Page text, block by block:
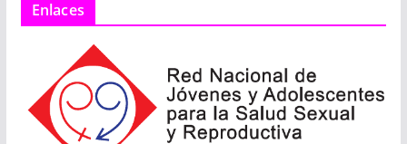
Enlaces